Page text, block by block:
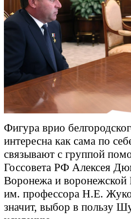
Фигура врио
интересна как сама по
связывают с группой
Госсовета РФ Алексея
Воронежа и
им. профессора Н.Е.
значит, выбор в пользу